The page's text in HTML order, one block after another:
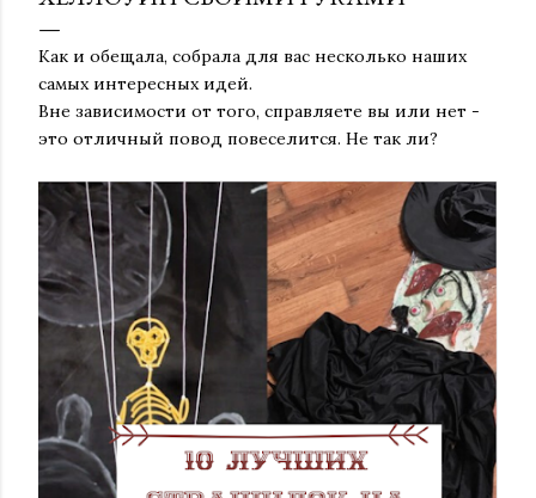
Как и обещала, собрала для вас несколько наших
самых интересных идей.
Вне зависимости от того, справляете вы или нет -
это отличный повод повеселится. Не так ли?